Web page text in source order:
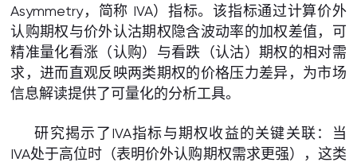
Asymmetry，简称 IVA）指标。该指标通过计算价外
认购期权与价外认沽期权隐含波动率的加权差值，可
精准量化看涨（认购）与看跌（认沽）期权的相对需
求，进而直观反映两类期权的价格压力差异，为市场
信息解读提供了可量化的分析工具。
研究揭示了IVA指标与期权收益的关键关联：当
IVA处于高位时（表明价外认购期权需求更强），这类